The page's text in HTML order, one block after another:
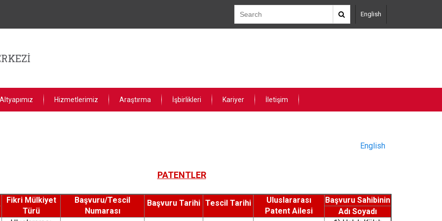
English
Altyapımız Hizmetlerimiz Araştırma İşbirlikleri Kariyer İletişim
English
PATENTLER
Fikri Mülkiyet
Türü
Başvuru/Tescil
Numarası
Başvuru Tarihi Tescil Tarihi
Uluslararası
Patent Ailesi
Başvuru Sahibinin
Adı Soyadı